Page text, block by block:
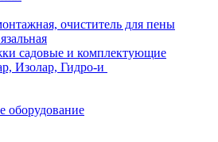
очиститель для пены
садовые и комплектующие
Изолар, Гидро-и
оборудование